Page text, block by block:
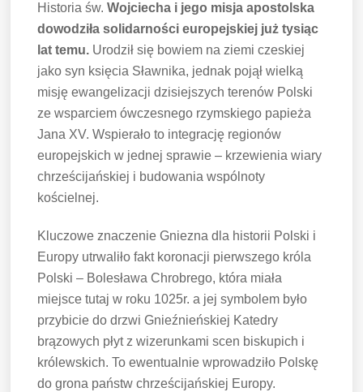
Historia św.Wojciecha i jego misja apostolska
dowodziła solidarności europejskiej już tysiąc
lat temu. Urodził się bowiem na ziemi czeskiej
jako syn księcia Sławnika, jednak pojął wielką
misję ewangelizacji dzisiejszych terenów Polski
ze wsparciem ówczesnego rzymskiego papieża
Jana XV. Wspierało to integrację regionów
europejskich w jednej sprawie – krzewienia wiary
chrześcijańskiej i budowania wspólnoty
kościelnej.
Kluczowe znaczenie Gniezna dla historii Polski i
Europy utrwaliło fakt koronacji pierwszego króla
Polski – Bolesława Chrobrego, która miała
miejsce tutaj w roku 1025r. a jej symbolem było
przybicie do drzwi Gnieźnieńskiej Katedry
brązowych płyt z wizerunkami scen biskupich i
królewskich. To ewentualnie wprowadziło Polskę
do grona państw chrześcijańskiej Europy.